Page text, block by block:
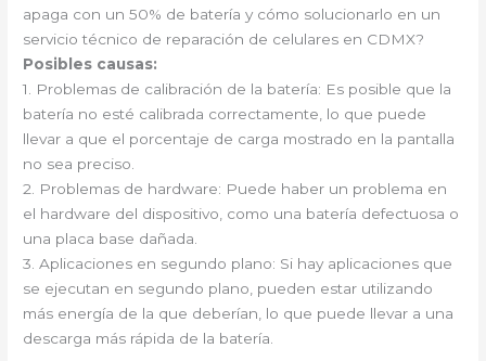
apaga con un 50% de batería y cómo solucionarlo en un
servicio técnico de reparación de celulares en CDMX?
Posibles causas:
1. Problemas de calibración de la batería: Es posible que la
batería no esté calibrada correctamente, lo que puede
llevar a que el porcentaje de carga mostrado en la pantalla
no sea preciso.
2. Problemas de hardware: Puede haber un problema en
el hardware del dispositivo, como una batería defectuosa o
una placa base dañada.
3. Aplicaciones en segundo plano: Si hay aplicaciones que
se ejecutan en segundo plano, pueden estar utilizando
más energía de la que deberían, lo que puede llevar a una
descarga más rápida de la batería.